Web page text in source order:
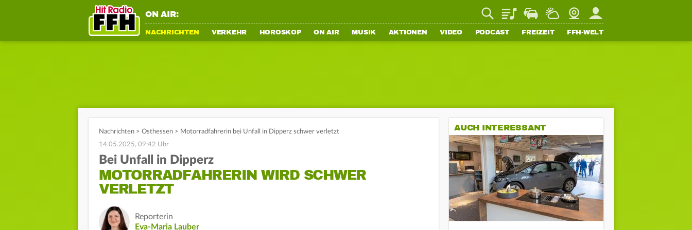
ON AIR: PlaylistStaupilotWetterWebcamMein FFH
NACHRICHTEN VERKEHR HOROSKOP ON AIR MUSIK AKTIONEN VIDEO PODCAST FREIZEIT FFH-WELT
Nachrichten > Osthessen > Motorradfahrerin bei Unfall in Dipperz schwer verletzt
14.05.2025, 09:42 Uhr
Bei Unfall in Dipperz
MOTORRADFAHRERIN WIRD SCHWER
VERLETZT
Reporterin
Eva-Maria Lauber
AUCH INTERESSANT